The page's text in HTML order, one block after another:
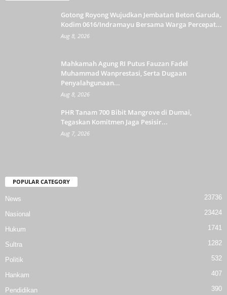
Gotong Royong Wujudkan Jembatan Beton Garuda,
Kodim 0616/Indramayu Bersama Warga Percepat...
Aug 8, 2026
Mahkamah Agung RI Putus Fauzan Fadel
Muhammad Wanprestasi, Serta Dugaan
Penyalahgunaan...
Aug 8, 2026
PHR Tanam 700 Bibit Mangrove di Dumai,
Tegaskan Komitmen Jaga Pesisir...
Aug 7, 2026
POPULAR CATEGORY
News 23736
Nasional 23424
Hukum 1741
Sultra 1282
Politik 532
Hankam 407
Pendidikan 390